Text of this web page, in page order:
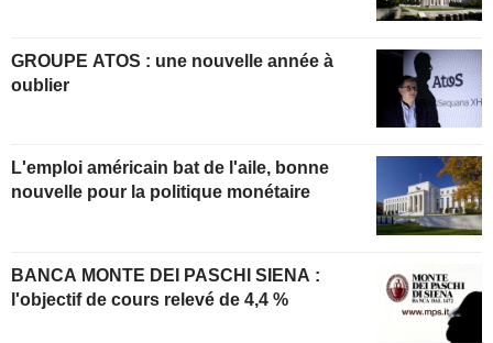
GROUPE ATOS : une nouvelle année à
oublier
L'emploi américain bat de l'aile, bonne
nouvelle pour la politique monétaire
BANCA MONTE DEI PASCHI SIENA :
l'objectif de cours relevé de 4,4 %